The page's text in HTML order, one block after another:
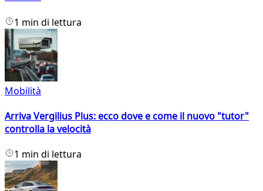
1 min di lettura
Mobilità
Arriva Vergilius Plus: ecco dove e come il nuovo "tutor"
controlla la velocità
1 min di lettura